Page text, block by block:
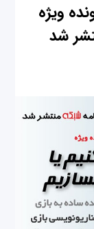
ویژه
شد